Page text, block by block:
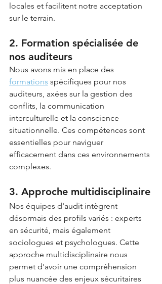
locales et facilitent notre acceptation
sur le terrain.
2. Formation spécialisée de
nos auditeurs
Nous avons mis en place des
formations spécifiques pour nos
auditeurs, axées sur la gestion des
conflits, la communication
interculturelle et la conscience
situationnelle. Ces compétences sont
essentielles pour naviguer
efficacement dans ces environnements
complexes.
3. Approche multidisciplinaire
Nos équipes d'audit intègrent
désormais des profils variés : experts
en sécurité, mais également
sociologues et psychologues. Cette
approche multidisciplinaire nous
permet d'avoir une compréhension
plus nuancée des enjeux sécuritaires